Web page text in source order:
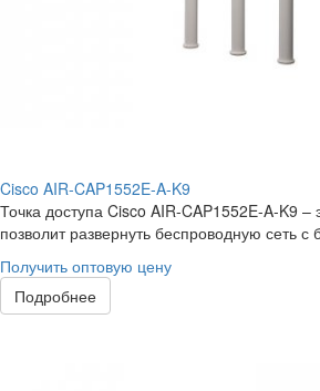
Cisco AIR-CAP1552E-A-K9
Точка доступа Cisco AIR-CAP1552E-A-K9 –
позволит развернуть беспроводную сеть с
Получить оптовую цену
Подробнее